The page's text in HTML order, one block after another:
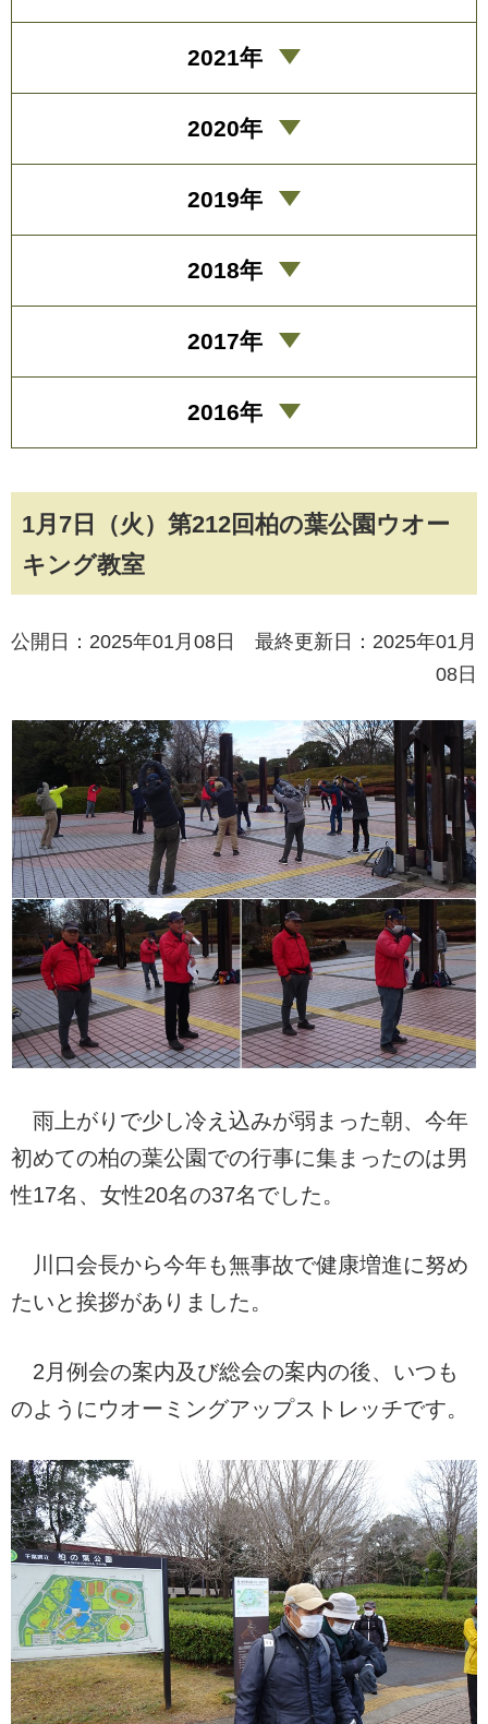
1月7日（火）第212回柏の葉公園ウオー
キング教室
公開日：2025年01月08日 最終更新日：2025年01月
08日
雨上がりで少し冷え込みが弱まった朝、今年
初めての柏の葉公園での行事に集まったのは男
性17名、女性20名の37名でした。
川口会長から今年も無事故で健康増進に努め
たいと挨拶がありました。
2月例会の案内及び総会の案内の後、いつも
のようにウオーミングアップストレッチです。
2021年
2020年
2019年
2018年
2017年
2016年